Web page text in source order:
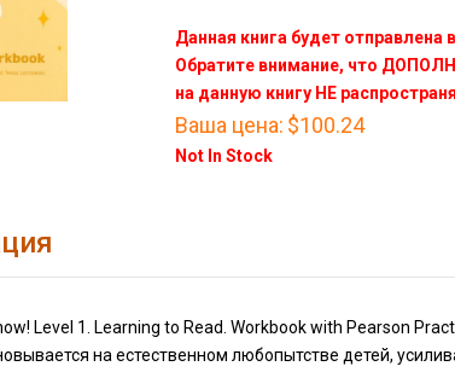
Данная книга будет отправлена
Обратите внимание, что
на данную книгу НЕ
Ваша цена: $100.24
Not In Stock
Level 1. Learning to Read. Workbook with Pearson
на естественном любопытстве детей,